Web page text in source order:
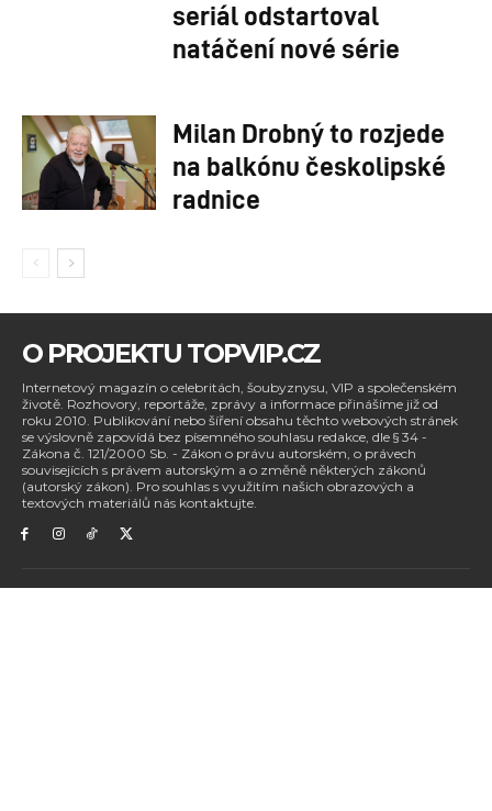
seriál odstartoval
natáčení nové série
Milan Drobný to rozjede
na balkónu českolipské
radnice
O PROJEKTU TOPVIP.CZ
Internetový magazín o celebritách, šoubyznysu, VIP a společenském
životě. Rozhovory, reportáže, zprávy a informace přinášíme již od
roku 2010. Publikování nebo šíření obsahu těchto webových stránek
se výslovně zapovídá bez písemného souhlasu redakce, dle § 34 -
Zákona č. 121/2000 Sb. - Zákon o právu autorském, o právech
souvisejících s právem autorským a o změně některých zákonů
(autorský zákon). Pro souhlas s využitím našich obrazových a
textových materiálů nás kontaktujte.